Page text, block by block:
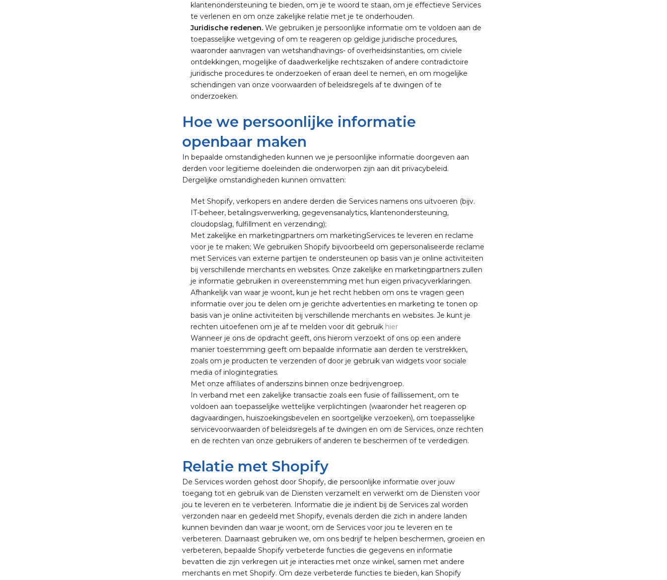
klantenondersteuning te bieden, om je te woord te staan, om je effectieve Services
te verlenen en om onze zakelijke relatie met je te onderhouden.
Juridische redenen. We gebruiken je persoonlijke informatie om te voldoen aan de
toepasselijke wetgeving of om te reageren op geldige juridische procedures,
waaronder aanvragen van wetshandhavings- of overheidsinstanties, om civiele
ontdekkingen, mogelijke of daadwerkelijke rechtszaken of andere contradictoire
juridische procedures te onderzoeken of eraan deel te nemen, en om mogelijke
schendingen van onze voorwaarden of beleidsregels af te dwingen of te
onderzoeken.
Hoe we persoonlijke informatie
openbaar maken
In bepaalde omstandigheden kunnen we je persoonlijke informatie doorgeven aan
derden voor legitieme doeleinden die onderworpen zijn aan dit privacybeleid.
Dergelijke omstandigheden kunnen omvatten:
Met Shopify, verkopers en andere derden die Services namens ons uitvoeren (bijv.
IT-beheer, betalingsverwerking, gegevensanalytics, klantenondersteuning,
cloudopslag, fulfillment en verzending);
Met zakelijke en marketingpartners om marketingServices te leveren en reclame
voor je te maken; We gebruiken Shopify bijvoorbeeld om gepersonaliseerde reclame
met Services van externe partijen te ondersteunen op basis van je online activiteiten
bij verschillende merchants en websites. Onze zakelijke en marketingpartners zullen
je informatie gebruiken in overeenstemming met hun eigen privacyverklaringen.
Afhankelijk van waar je woont, kun je het recht hebben om ons te vragen geen
informatie over jou te delen om je gerichte advertenties en marketing te tonen op
basis van je online activiteiten bij verschillende merchants en websites. Je kunt je
rechten uitoefenen om je af te melden voor dit gebruik hier
Wanneer je ons de opdracht geeft, ons hierom verzoekt of ons op een andere
manier toestemming geeft om bepaalde informatie aan derden te verstrekken,
zoals om je producten te verzenden of door je gebruik van widgets voor sociale
media of inlogintegraties.
Met onze affiliates of anderszins binnen onze bedrijvengroep.
In verband met een zakelijke transactie zoals een fusie of faillissement, om te
voldoen aan toepasselijke wettelijke verplichtingen (waaronder het reageren op
dagvaardingen, huiszoekingsbevelen en soortgelijke verzoeken), om toepasselijke
servicevoorwaarden of beleidsregels af te dwingen en om de Services, onze rechten
en de rechten van onze gebruikers of anderen te beschermen of te verdedigen.
Relatie met Shopify
De Services worden gehost door Shopify, die persoonlijke informatie over jouw
toegang tot en gebruik van de Diensten verzamelt en verwerkt om de Diensten voor
jou te leveren en te verbeteren. Informatie die je indient bij de Services zal worden
verzonden naar en gedeeld met Shopify, evenals derden die zich in andere landen
kunnen bevinden dan waar je woont, om de Services voor jou te leveren en te
verbeteren. Daarnaast gebruiken we, om ons bedrijf te helpen beschermen, groeien en
verbeteren, bepaalde Shopify verbeterde functies die gegevens en informatie
bevatten die zijn verkregen uit je interacties met onze winkel, samen met andere
merchants en met Shopify. Om deze verbeterde functies te bieden, kan Shopify